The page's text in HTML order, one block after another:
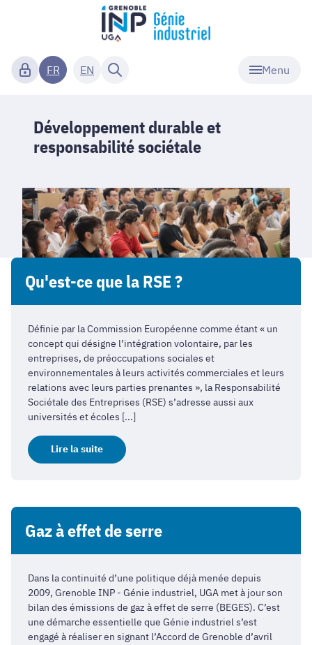
Menu
FR EN
Développement durable et
responsabilité sociétale
Qu'est-ce que la RSE ?
Définie par la Commission Européenne comme étant « un
concept qui désigne l’intégration volontaire, par les
entreprises, de préoccupations sociales et
environnementales à leurs activités commerciales et leurs
relations avec leurs parties prenantes », la Responsabilité
Sociétale des Entreprises (RSE) s’adresse aussi aux
universités et écoles [...]
Lire la suite
Gaz à effet de serre
Dans la continuité d’une politique déjà menée depuis
2009, Grenoble INP - Génie industriel, UGA met à jour son
bilan des émissions de gaz à effet de serre (BEGES). C’est
une démarche essentielle que Génie industriel s’est
engagé à réaliser en signant l’Accord de Grenoble d’avril